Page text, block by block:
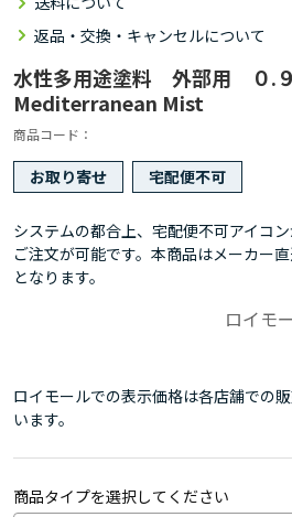
返品・交換・キャンセルについて
水性多用途塗料 外部用 ０.９
Mediterranean Mist
商品コード
お取り寄せ 宅配便不可
システムの都合上、宅配便不可アイコ
ご注文が可能です。本商品はメーカー
となります。
ロイモ
ロイモールでの表示価格は各店舗での
います。
商品タイプを選択してください